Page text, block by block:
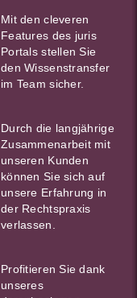
Mit den cleveren
Features des juris
Portals stellen Sie
den Wissenstransfer
im Team sicher.
Durch die langjährige
Zusammenarbeit mit
unseren Kunden
können Sie sich auf
unsere Erfahrung in
der Rechtspraxis
verlassen.
Profitieren Sie dank
unseres